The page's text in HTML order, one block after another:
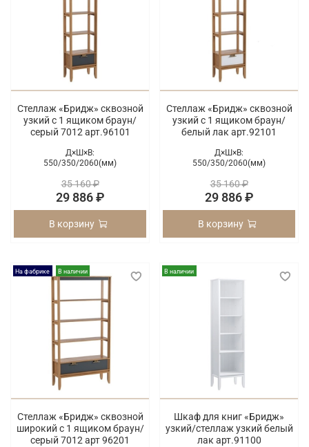
Стеллаж «Бридж» сквозной
узкий с 1 ящиком браун/
серый 7012 арт.96101
Д×Ш×В:
550/350/2060(мм)
35 160 ₽
29 886 ₽
В корзину
Стеллаж «Бридж» сквозной
узкий с 1 ящиком браун/
белый лак арт.92101
Д×Ш×В:
550/350/2060(мм)
35 160 ₽
29 886 ₽
В корзину
На фабрике В наличии
Стеллаж «Бридж» сквозной
широкий с 1 ящиком браун/
серый 7012 арт 96201
В наличии
Шкаф для книг «Бридж»
узкий/стеллаж узкий белый
лак арт.91100